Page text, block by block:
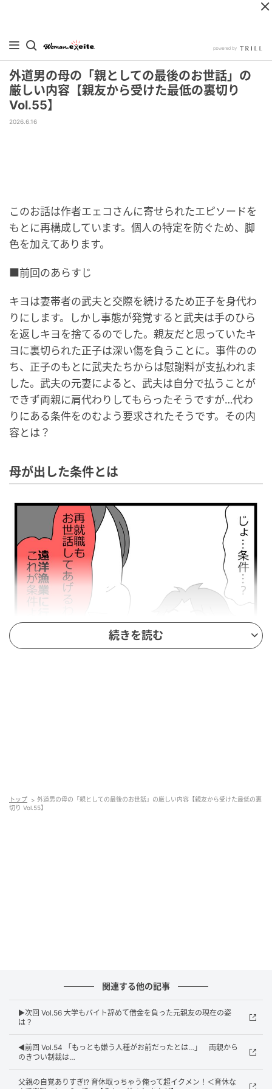
外道男の母の「親としての最後のお世話」の
厳しい内容【親友から受けた最低の裏切り
Vol.55】
2026.6.16
このお話は作者エェコさんに寄せられたエピソードを
もとに再構成しています。個人の特定を防ぐため、脚
色を加えてあります。
■前回のあらすじ
キヨは妻帯者の武夫と交際を続けるため正子を身代わ
りにします。しかし事態が発覚すると武夫は手のひら
を返しキヨを捨てるのでした。親友だと思っていたキ
ヨに裏切られた正子は深い傷を負うことに。事件のの
ち、正子のもとに武夫たちからは慰謝料が支払われま
した。武夫の元妻によると、武夫は自分で払うことが
できず両親に肩代わりしてもらったそうですが…代わ
りにある条件をのむよう要求されたそうです。その内
容とは？
母が出した条件とは
続きを読む
トップ
外道男の母の「親としての最後のお世話」の厳しい内容【親友から受けた最低の裏
切り Vol.55】
関連する他の記事
▶︎次回 Vol.56 大学もバイト辞めて借金を負った元親友の現在の姿
は？
◀︎前回 Vol.54 「もっとも嫌う人種がお前だったとは…」 両親から
のきつい制裁は…
父親の自覚ありすぎ!? 育休取っちゃう俺って超イクメン！＜育休な